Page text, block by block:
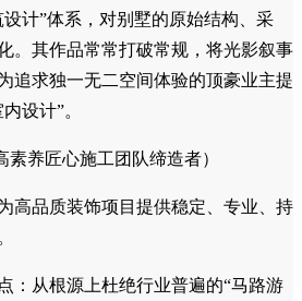
硬实力，从根源上提升行业整体服务
瞻性建筑与室内设计先锋）
外设计新锐，以前瞻性视野专注于二
：破解高端别墅“空间结构不合理”的
设计”体系，对别墅的原始结构、采